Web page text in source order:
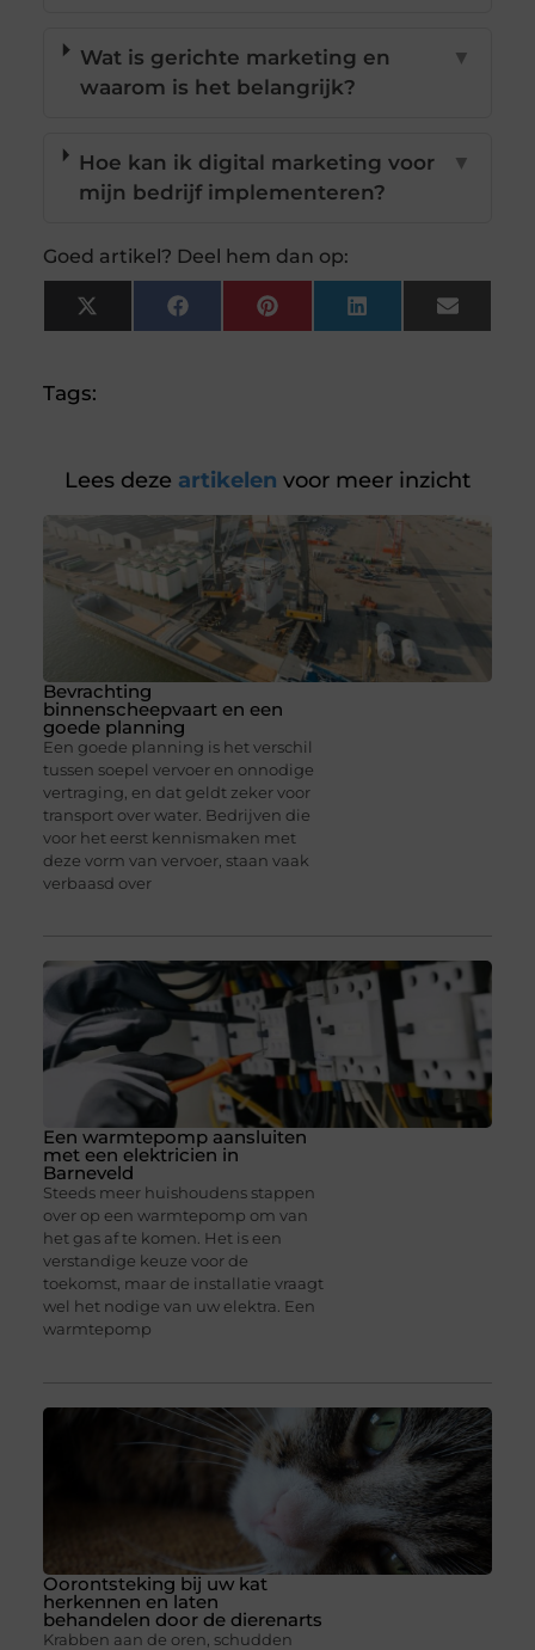
Wat is gerichte marketing en
waarom is het belangrijk?
▼
Hoe kan ik digital marketing voor
mijn bedrijf implementeren?
▼
Goed artikel? Deel hem dan op:
X
(Twitter)
FacebookPinterestLinkedInEmail
Tags:
Lees deze artikelen voor meer inzicht
Bevrachting
binnenscheepvaart en een
goede planning
Een goede planning is het verschil
tussen soepel vervoer en onnodige
vertraging, en dat geldt zeker voor
transport over water. Bedrijven die
voor het eerst kennismaken met
deze vorm van vervoer, staan vaak
verbaasd over
Een warmtepomp aansluiten
met een elektricien in
Barneveld
Steeds meer huishoudens stappen
over op een warmtepomp om van
het gas af te komen. Het is een
verstandige keuze voor de
toekomst, maar de installatie vraagt
wel het nodige van uw elektra. Een
warmtepomp
Oorontsteking bij uw kat
herkennen en laten
behandelen door de dierenarts
Krabben aan de oren, schudden